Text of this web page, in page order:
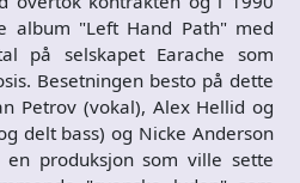
album "Left Hand Path" med
på selskapet Earache som
Besetningen besto på dette
Petrov (vokal), Alex Hellid og
delt bass) og Nicke Anderson
produksjon som ville sette